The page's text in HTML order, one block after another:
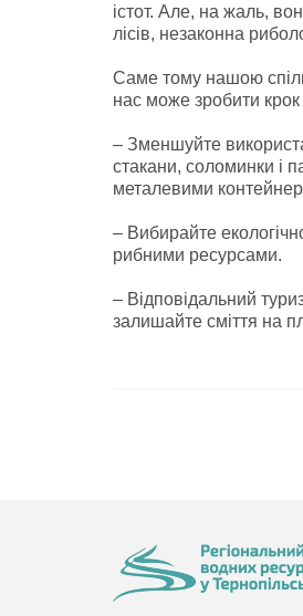
істот. Але, на жаль,
лісів, незаконна
Саме тому нашою
нас може зробити
– Зменшуйте
стакани, соломинки і
металевими
– Вибирайте
рибними ресурсами.
– Відповідальний
залишайте сміття на